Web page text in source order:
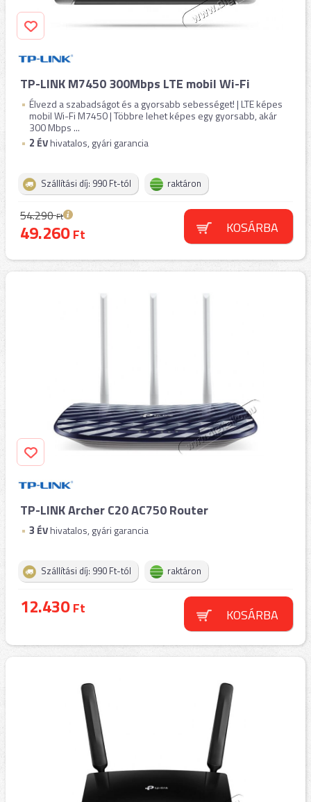
TP-LINK M7450 300Mbps LTE mobil Wi-Fi
Élvezd a szabadságot és a gyorsabb sebességet! | LTE képes
mobil Wi-Fi M7450 | Többre lehet képes egy gyorsabb, akár
300 Mbps ...
2 ÉVhivatalos, gyári garancia
Szállítási díj: 990 Ft-tól raktáron
54.290Ft
49.260Ft KOSÁRBA
TP-LINK Archer C20 AC750 Router
3 ÉVhivatalos, gyári garancia
Szállítási díj: 990 Ft-tól raktáron
12.430Ft KOSÁRBA